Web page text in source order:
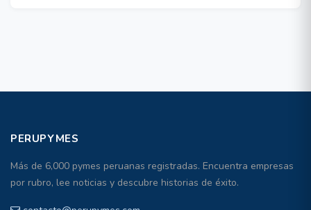
PERUPYMES
Más de 6,000 pymes peruanas registradas. Encuentra empresas
por rubro, lee noticias y descubre historias de éxito.